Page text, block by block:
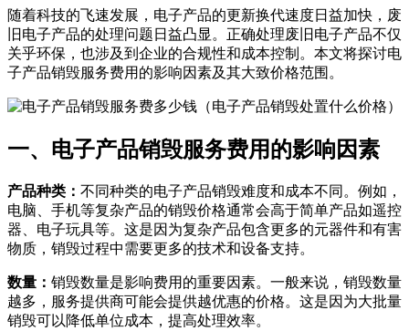
随着科技的飞速发展，电子产品的更新换代速度日益加快，废
旧电子产品的处理问题日益凸显。正确处理废旧电子产品不仅
关乎环保，也涉及到企业的合规性和成本控制。本文将探讨电
子产品销毁服务费用的影响因素及其大致价格范围。
一、电子产品销毁服务费用的影响因素
产品种类： 不同种类的电子产品销毁难度和成本不同。例如，
电脑、手机等复杂产品的销毁价格通常会高于简单产品如遥控
器、电子玩具等。这是因为复杂产品包含更多的元器件和有害
物质，销毁过程中需要更多的技术和设备支持。
数量： 销毁数量是影响费用的重要因素。一般来说，销毁数量
越多，服务提供商可能会提供越优惠的价格。这是因为大批量
销毁可以降低单位成本，提高处理效率。